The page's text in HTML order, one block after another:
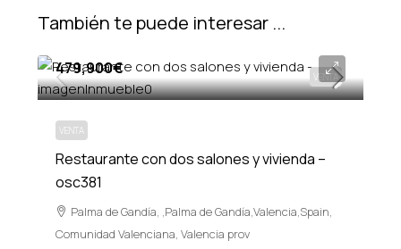
También te puede interesar ...
VENTA
479,900€
VENTA
Restaurante con dos salones y vivienda –
osc381
Palma de Gandía, ,Palma de Gandía,Valencia,Spain,
Comunidad Valenciana, Valencia prov